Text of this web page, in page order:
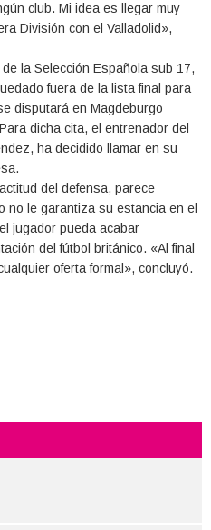
club. Mi idea es llegar muy
División con el Valladolid»,
la Selección Española sub 17,
fuera de la lista final para
disputará en Magdeburgo
dicha cita, el entrenador del
ha decidido llamar en su
del defensa, parece
no le garantiza su estancia en el
jugador pueda acabar
del fútbol británico. «Al final
oferta formal», concluyó.